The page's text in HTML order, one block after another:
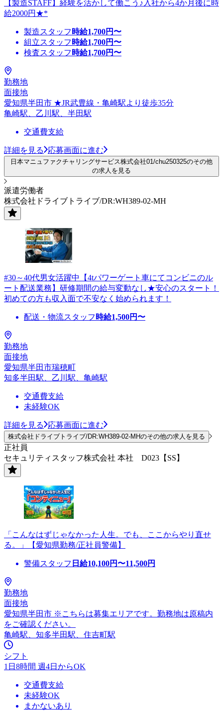
【製造STAFF】経験を活かして働こう♪入社から4か月後に時
給2000円★*
製造スタッフ 時給1,700円〜
組立スタッフ 時給1,700円〜
検査スタッフ 時給1,700円〜
勤務地
面接地
愛知県半田市 ★JR武豊線・亀崎駅より徒歩35分
亀崎駅、乙川駅、半田駅
交通費支給
詳細を見る 応募画面に進む
日本マニュファクチャリングサービス株式会社01/chu250325のその他
の求人を見る
派遣労働者
株式会社ドライブトライブ/DR:WH389-02-MH
#30～40代男女活躍中【4tパワーゲート車にてコンビニのル
ート配送業務】研修期間の給与変動なし★安心のスタート！
初めての方も収入面で不安なく始められます！
配送・物流スタッフ 時給1,500円〜
勤務地
面接地
愛知県半田市瑞穂町
知多半田駅、乙川駅、亀崎駅
交通費支給
未経験OK
詳細を見る 応募画面に進む
株式会社ドライブトライブ/DR:WH389-02-MHのその他の求人を見る
正社員
セキュリティスタッフ株式会社 本社 D023【SS】
「こんなはずじゃなかった人生。でも、ここからやり直せ
る。」【愛知県勤務/正社員警備】
警備スタッフ 日給10,100円〜11,500円
勤務地
面接地
愛知県半田市 ※こちらは募集エリアです。勤務地は原稿内
をご確認ください。
亀崎駅、知多半田駅、住吉町駅
シフト
1日8時間 週4日からOK
交通費支給
未経験OK
まかないあり